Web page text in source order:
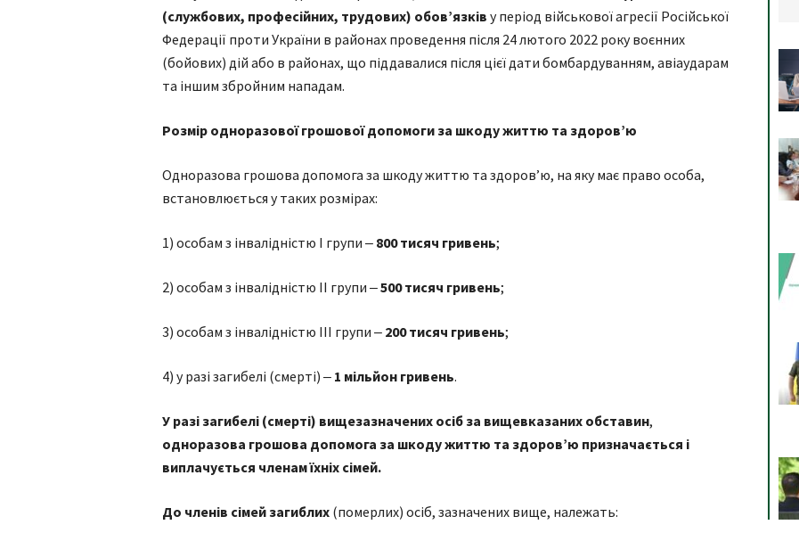
(службових, професійних, трудових) обов’язків у період військової агресії Російської
Федерації проти України в районах проведення після 24 лютого 2022 року воєнних
(бойових) дій або в районах, що піддавалися після цієї дати бомбардуванням, авіаударам
та іншим збройним нападам.
Розмір одноразової грошової допомоги за шкоду життю та здоров’ю
Одноразова грошова допомога за шкоду життю та здоров’ю, на яку має право особа,
встановлюється у таких розмірах:
1) особам з інвалідністю I групи ‒ 800 тисяч гривень;
2) особам з інвалідністю II групи ‒500 тисяч гривень;
3) особам з інвалідністю III групи ‒ 200 тисяч гривень;
4) у разі загибелі (смерті) ‒ 1 мільйон гривень.
У разі загибелі (смерті) вищезазначених осіб за вищевказаних обставин,
одноразова грошова допомога за шкоду життю та здоров’ю призначається і
виплачується членам їхніх сімей.
До членів сімей загиблих (померлих) осіб, зазначених вище, належать: